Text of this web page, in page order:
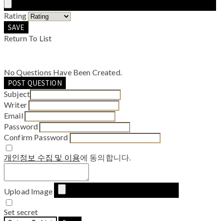
Rating
SAVE
Return To List
No Questions Have Been Created.
POST QUESTION
Subject
Writer
Email
Password
Confirm Password
개인정보 수집 및 이용에 동의합니다.
Upload Image
Set secret